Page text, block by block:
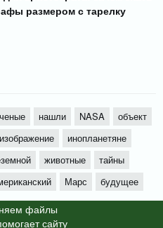
файлы
сайту
размером с тарелку
нашли NASA
объект
изображение
инопланетяне
животные
тайны
Марс
будущее